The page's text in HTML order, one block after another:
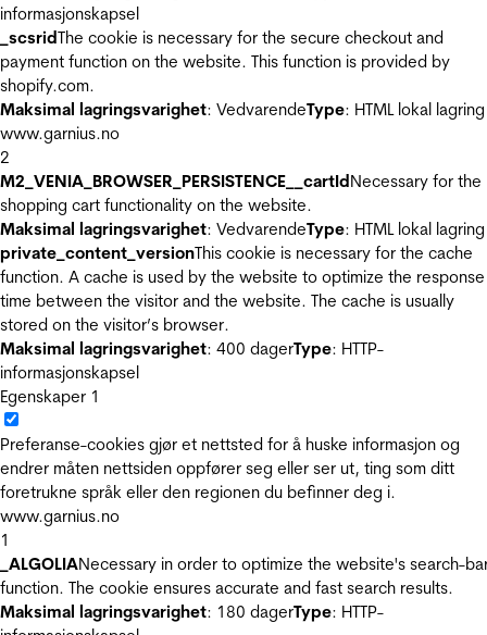
informasjonskapsel
_scsridThe cookie is necessary for the secure checkout and
payment function on the website. This function is provided by
shopify.com.
Maksimal lagringsvarighet: VedvarendeType: HTML lokal lagring
www.garnius.no
2
M2_VENIA_BROWSER_PERSISTENCE__cartIdNecessary for the
shopping cart functionality on the website.
Maksimal lagringsvarighet: VedvarendeType: HTML lokal lagring
private_content_versionThis cookie is necessary for the cache
function. A cache is used by the website to optimize the response
time between the visitor and the website. The cache is usually
stored on the visitor’s browser.
Maksimal lagringsvarighet: 400 dagerType: HTTP-
informasjonskapsel
Egenskaper 1
Preferanse-cookies gjør et nettsted for å huske informasjon og
endrer måten nettsiden oppfører seg eller ser ut, ting som ditt
foretrukne språk eller den regionen du befinner deg i.
www.garnius.no
1
_ALGOLIANecessary in order to optimize the website's search-
function. The cookie ensures accurate and fast search results.
Maksimal lagringsvarighet: 180 dagerType: HTTP-